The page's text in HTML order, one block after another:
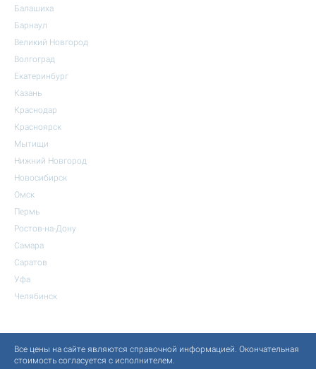
Балашиха
Барнаул
Великий Новгород
Волгоград
Екатеринбург
Казань
Краснодар
Красноярск
Мытищи
Нижний Новгород
Новосибирск
Омск
Пермь
Ростов-на-Дону
Самара
Саратов
Уфа
Челябинск
Все цены на сайте являются справочной информацией. Окончательная
стоимость согласуется с исполнителем.